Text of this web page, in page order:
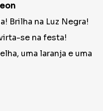
Brilha na Luz Negra!
se na festa!
uma laranja e uma